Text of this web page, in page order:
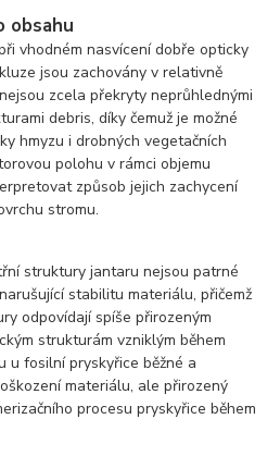
obsahu
vhodném nasvícení dobře opticky
jsou zachovány v relativně
zcela překryty neprůhlednými
debris, díky čemuž je možné
hmyzu i drobných vegetačních
polohu v rámci objemu
způsob jejich zachycení
stromu.
struktury jantaru nejsou patrné
stabilitu materiálu, přičemž
odpovídají spíše přirozeným
strukturám vzniklým během
u fosilní pryskyřice běžné a
materiálu, ale přirozený
procesu pryskyřice během